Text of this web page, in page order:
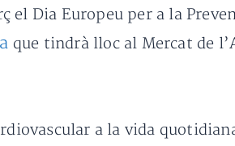
el Dia Europeu per a la
que tindrà lloc al Mercat de
a la vida